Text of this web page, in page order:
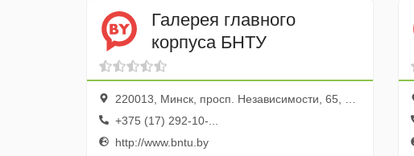
Галерея главного
корпуса БНТУ
220013, Минск, просп. Независимости, 65, эт. 2
+375 (17) 292-10-...
http://www.bntu.by